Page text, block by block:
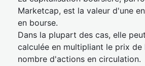
Marketcap, est la valeur d'une
en bourse.
Dans la plupart des cas, elle
calculée en multipliant le prix
nombre d'actions en circulation.